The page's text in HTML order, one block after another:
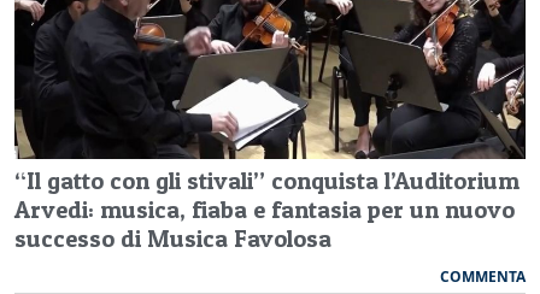
“Il gatto con gli stivali” conquista l’Auditorium
Arvedi: musica, fiaba e fantasia per un nuovo
successo di Musica Favolosa
COMMENTA